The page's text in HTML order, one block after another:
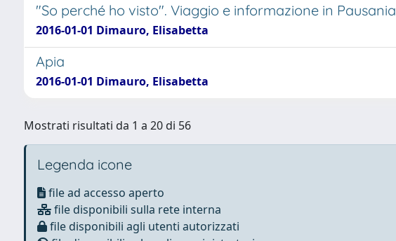
"So perché ho visto". Viaggio e informazione in Pausania
2016-01-01 Dimauro, Elisabetta
Apia
2016-01-01 Dimauro, Elisabetta
Mostrati risultati da 1 a 20 di 56
Legenda icone
file ad accesso aperto
file disponibili sulla rete interna
file disponibili agli utenti autorizzati